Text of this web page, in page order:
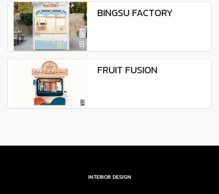
BINGSU FACTORY
FRUIT FUSION
INTERIOR DESIGN